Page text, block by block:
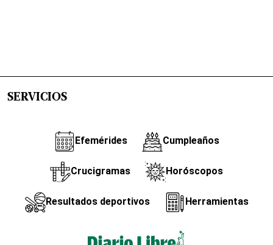
SERVICIOS
Efemérides Cumpleaños
Crucigramas Horóscopos
Resultados deportivos Herramientas